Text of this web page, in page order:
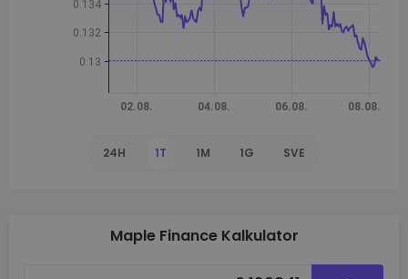
24H 1T 1M 1G SVE
Maple Finance Kalkulator